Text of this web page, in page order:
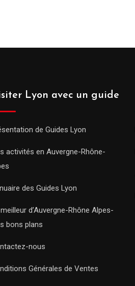
Lyon avec un guide
de Guides Lyon
activités en Auvergne-Rhône-
des Guides Lyon
d’Auvergne-Rhône Alpes-
bons plans
nous
Générales de Ventes